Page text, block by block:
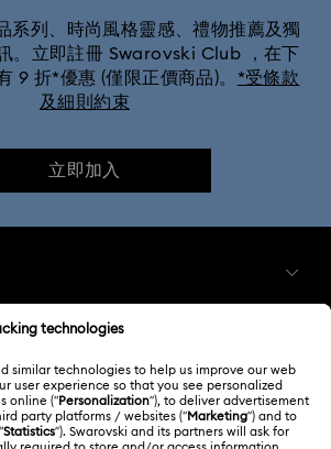
系列、時尚風格靈感、禮物推薦及獨
。立即註冊 Swarovski Club ，在下
9 折*優惠 (僅限正價商品)。 *受條款
及細則約束
立即加入